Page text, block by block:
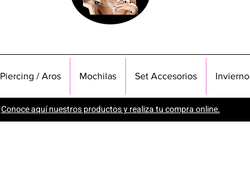
Piercing / Aros Mochilas Set Accesorios Invierno
Conoce aquí nuestros productos y realiza tu compra online.